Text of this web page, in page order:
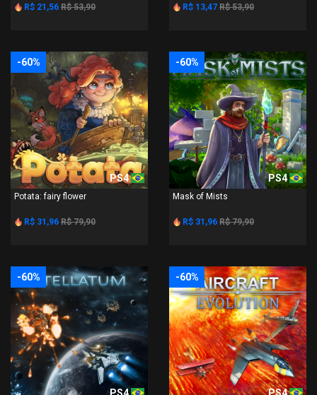
R$ 21,56 R$ 53,90 R$ 13,47 R$ 53,90
-60%
PS4
Potata: fairy flower
R$ 31,96 R$ 79,90
-60%
PS4
Mask of Mists
R$ 31,96 R$ 79,90
-60% -60%